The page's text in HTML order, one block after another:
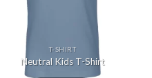
T-SHIRT
Neutral Kids T-Shirt